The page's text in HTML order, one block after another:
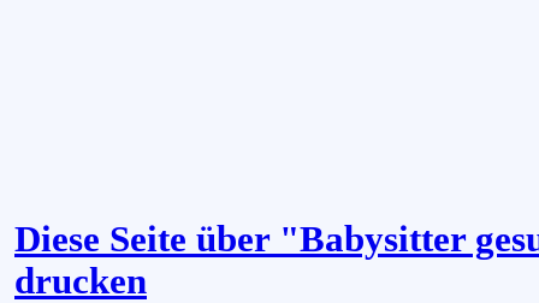
Diese Seite über "Babysitter
drucken